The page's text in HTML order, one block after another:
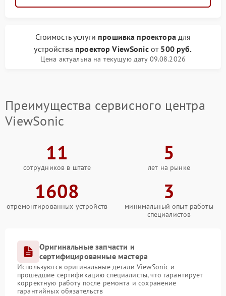
Стоимость услуги прошивка проектора для
устройства проектор ViewSonicот 500 руб.
Цена актуальна на текущую дату 09.08.2026
Преимущества сервисного центра
ViewSonic
11
сотрудников в штате
5
лет на рынке
1608
отремонтированных устройств
3
минимальный опыт работы
специалистов
Оригинальные запчасти и
сертифицированные мастера
Используются оригинальные детали ViewSonic и
прошедшие сертификацию специалисты, что гарантирует
корректную работу после ремонта и сохранение
гарантийных обязательств